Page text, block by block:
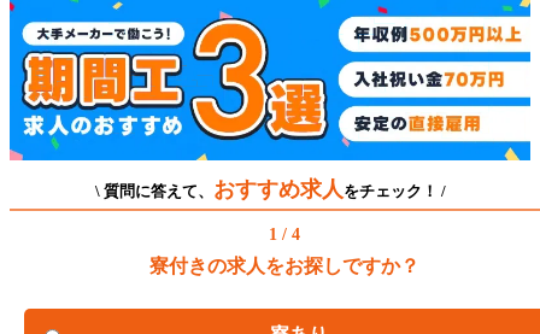
\ 質問に答えて、 おすすめ求人 をチェック！ /
1 / 4
寮付きの求人をお探しですか？